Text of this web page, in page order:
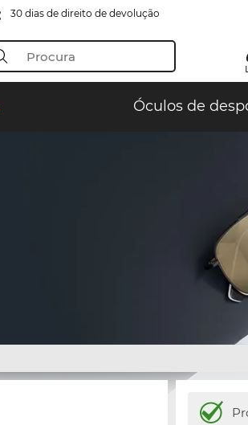
30 dias de direito de devolução
Óculos de